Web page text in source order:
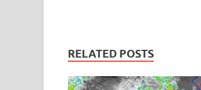
RELATED POSTS